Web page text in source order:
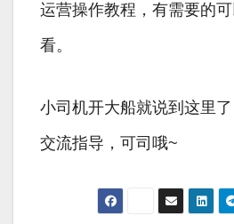
运营操作教程，有需要的
看。
小司机开大船就说到这里
交流指导，可司哦~